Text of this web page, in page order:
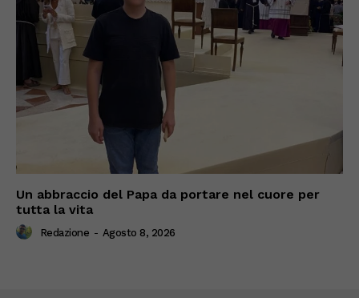
Un abbraccio del Papa da portare nel cuore per
tutta la vita
Redazione - Agosto 8, 2026